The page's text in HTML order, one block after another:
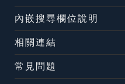
內嵌搜尋欄位說明
相關連結
常見問題